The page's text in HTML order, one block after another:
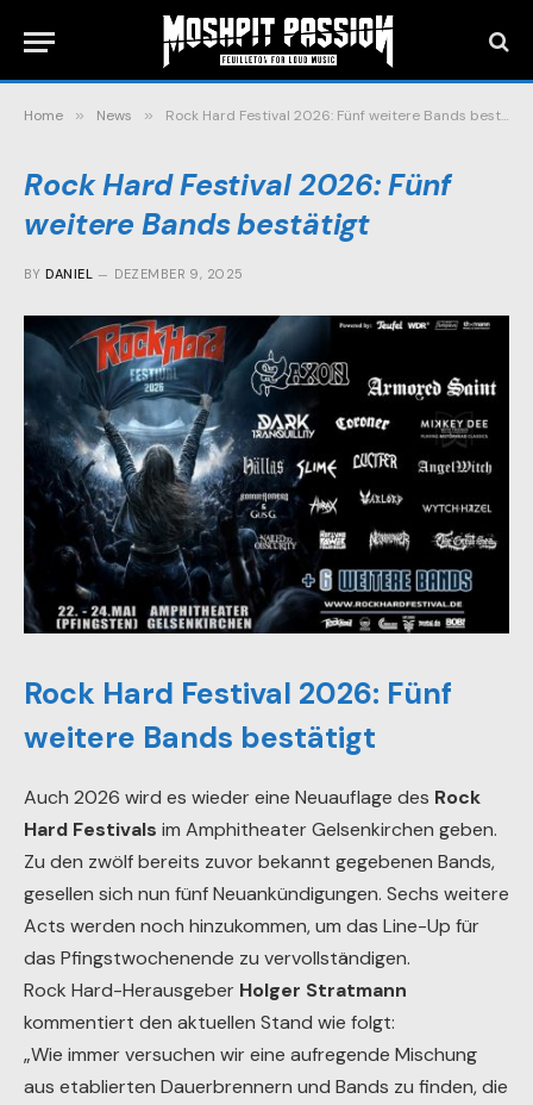
Home » News » Rock Hard Festival 2026: Fünf weitere Bands bestätigt
Rock Hard Festival 2026: Fünf
weitere Bands bestätigt
BY DANIEL DEZEMBER 9, 2025
Rock Hard Festival 2026: Fünf
weitere Bands bestätigt
Auch 2026 wird es wieder eine Neuauflage des Rock
Hard Festivals im Amphitheater Gelsenkirchen geben.
Zu den zwölf bereits zuvor bekannt gegebenen Bands,
gesellen sich nun fünf Neuankündigungen. Sechs weitere
Acts werden noch hinzukommen, um das Line-Up für
das Pfingstwochenende zu vervollständigen.
Rock Hard-Herausgeber Holger Stratmann
kommentiert den aktuellen Stand wie folgt:
„Wie immer versuchen wir eine aufregende Mischung
aus etablierten Dauerbrennern und Bands zu finden, die